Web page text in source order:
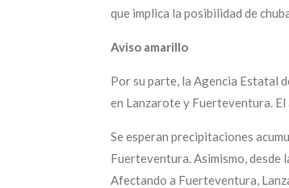
que implica la posibilidad de
Aviso amarillo
Por su parte, la Agencia Estatal
en Lanzarote y Fuerteventura.
Se esperan precipitaciones
Fuerteventura. Asimismo, desde
Afectando a Fuerteventura,